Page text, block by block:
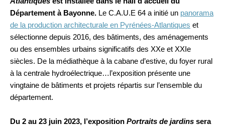
Département à Bayonne. Le C.A.U.E 64 a initié un panorama
de la production architecturale en Pyrénées-Atlantiques et
sélectionne depuis 2016, des bâtiments, des aménagements
ou des ensembles urbains significatifs des XXe et XXIe
siècles. De la médiathèque à la cabane d’estive, du foyer rural
à la centrale hydroélectrique…l’exposition présente une
vingtaine de bâtiments et projets répartis sur l’ensemble du
département.
Du 2 au 23 juin 2023, l’exposition Portraits de jardins sera